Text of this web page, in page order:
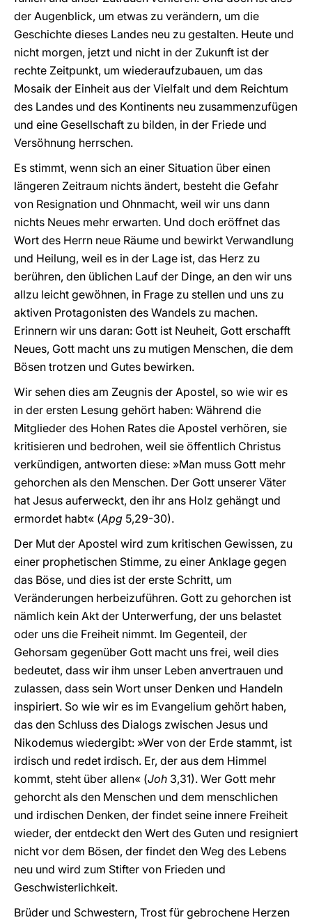
der Augenblick, um etwas zu verändern, um die
Geschichte dieses Landes neu zu gestalten. Heute und
nicht morgen, jetzt und nicht in der Zukunft ist der
rechte Zeitpunkt, um wiederaufzubauen, um das
Mosaik der Einheit aus der Vielfalt und dem Reichtum
des Landes und des Kontinents neu zusammenzufügen
und eine Gesellschaft zu bilden, in der Friede und
Versöhnung herrschen.
Es stimmt, wenn sich an einer Situation über einen
längeren Zeitraum nichts ändert, besteht die Gefahr
von Resignation und Ohnmacht, weil wir uns dann
nichts Neues mehr erwarten. Und doch eröffnet das
Wort des Herrn neue Räume und bewirkt Verwandlung
und Heilung, weil es in der Lage ist, das Herz zu
berühren, den üblichen Lauf der Dinge, an den wir uns
allzu leicht gewöhnen, in Frage zu stellen und uns zu
aktiven Protagonisten des Wandels zu machen.
Erinnern wir uns daran: Gott ist Neuheit, Gott erschafft
Neues, Gott macht uns zu mutigen Menschen, die dem
Bösen trotzen und Gutes bewirken.
Wir sehen dies am Zeugnis der Apostel, so wie wir es
in der ersten Lesung gehört haben: Während die
Mitglieder des Hohen Rates die Apostel verhören, sie
kritisieren und bedrohen, weil sie öffentlich Christus
verkündigen, antworten diese: »Man muss Gott mehr
gehorchen als den Menschen. Der Gott unserer Väter
hat Jesus auferweckt, den ihr ans Holz gehängt und
ermordet habt« (Apg 5,29-30).
Der Mut der Apostel wird zum kritischen Gewissen, zu
einer prophetischen Stimme, zu einer Anklage gegen
das Böse, und dies ist der erste Schritt, um
Veränderungen herbeizuführen. Gott zu gehorchen ist
nämlich kein Akt der Unterwerfung, der uns belastet
oder uns die Freiheit nimmt. Im Gegenteil, der
Gehorsam gegenüber Gott macht uns frei, weil dies
bedeutet, dass wir ihm unser Leben anvertrauen und
zulassen, dass sein Wort unser Denken und Handeln
inspiriert. So wie wir es im Evangelium gehört haben,
das den Schluss des Dialogs zwischen Jesus und
Nikodemus wiedergibt: »Wer von der Erde stammt, ist
irdisch und redet irdisch. Er, der aus dem Himmel
kommt, steht über allen« (Joh 3,31). Wer Gott mehr
gehorcht als den Menschen und dem menschlichen
und irdischen Denken, der findet seine innere Freiheit
wieder, der entdeckt den Wert des Guten und resigniert
nicht vor dem Bösen, der findet den Weg des Lebens
neu und wird zum Stifter von Frieden und
Geschwisterlichkeit.
Brüder und Schwestern, Trost für gebrochene Herzen